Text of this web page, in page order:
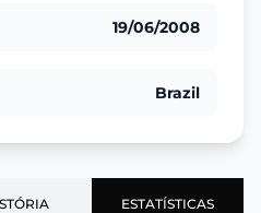
19/06/2008
Brazil
ESTATÍSTICAS